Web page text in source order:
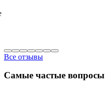
Все отзывы
Самые частые вопросы